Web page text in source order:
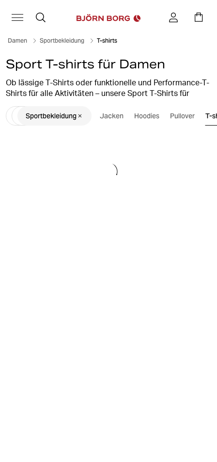
Damen Sportbekleidung T-shirts
Sport T-shirts für Damen
Ob lässige T-Shirts oder funktionelle und Performance-T-
Shirts für alle Aktivitäten – unsere Sport T-Shirts für
Damen bieten etwas für jede Gelegenheit. Optimal in der
Passform und stilvoll, perfekt fürs Relaxen zu Hause oder
für eine intensive Trainingseinheit im Fitnessstudio.
Sportbekleidung Jacken Hoodies Pullover T-